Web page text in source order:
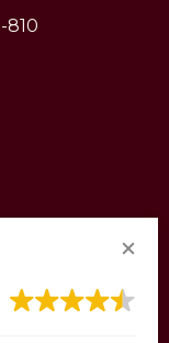
810